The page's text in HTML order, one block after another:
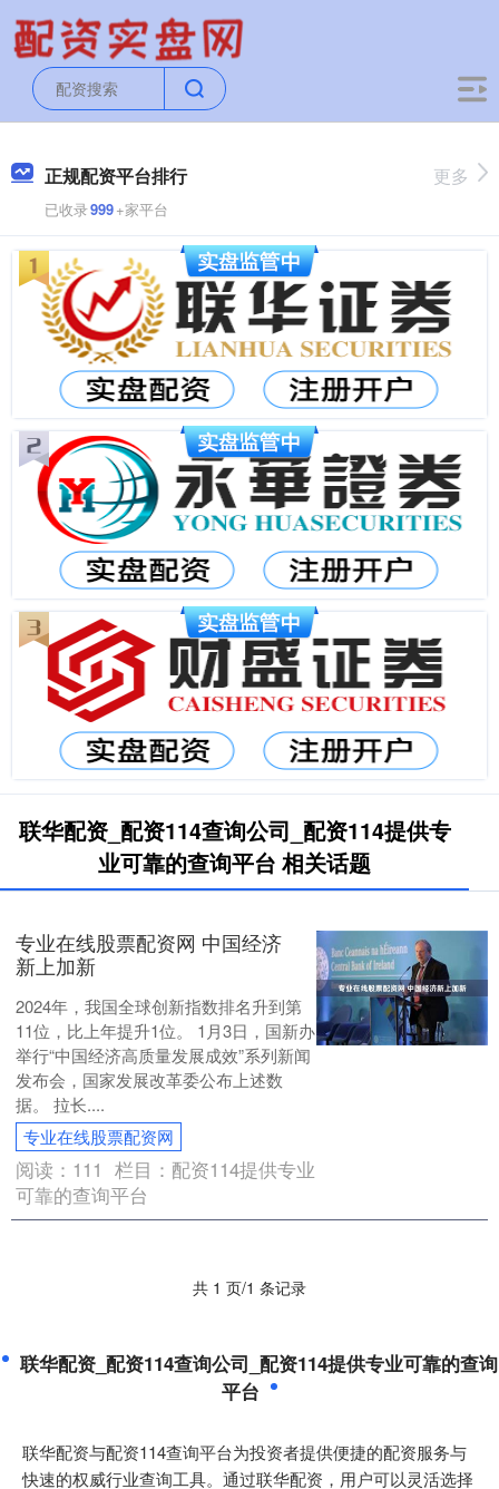
正规配资平台排行
已收录999+家平台
更多
联华配资_配资114查询公司_配资114提供专
业可靠的查询平台 相关话题
专业在线股票配资网 中国经济
新上加新
2024年，我国全球创新指数排名升到第
11位，比上年提升1位。 1月3日，国新办
举行“中国经济高质量发展成效”系列新闻
发布会，国家发展改革委公布上述数
据。 拉长....
专业在线股票配资网
阅读： 111 栏目： 配资114提供专业
可靠的查询平台
共 1 页/1 条记录
联华配资_配资114查询公司_配资114提供专业可靠的查询
平台
联华配资与配资114查询平台为投资者提供便捷的配资服务与
快速的权威行业查询工具。通过联华配资，用户可以灵活选择